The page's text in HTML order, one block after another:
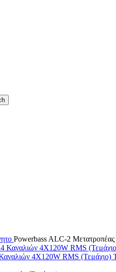
Powerbass ALC-2
4X120W RMS (Τεμάχιο)